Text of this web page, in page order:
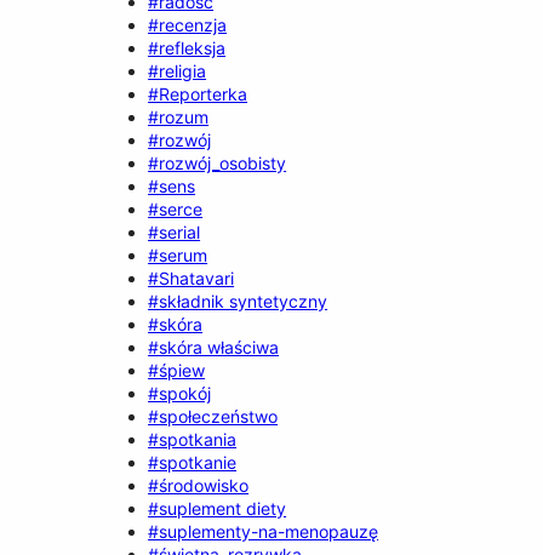
#recenzja
#refleksja
#religia
#Reporterka
#rozum
#rozwój
#rozwój_osobisty
#sens
#serce
#serial
#serum
#Shatavari
#składnik syntetyczny
#skóra
#skóra właściwa
#śpiew
#spokój
#społeczeństwo
#spotkania
#spotkanie
#środowisko
#suplement diety
#suplementy-na-menopauzę